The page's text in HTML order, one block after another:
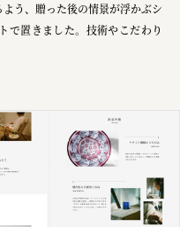
ーツ
社
う、贈った後の情景が浮かぶシ
で置きました。技術やこだわり